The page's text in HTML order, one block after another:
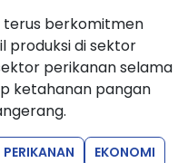
terus berkomitmen
produksi di sektor
perikanan selama
ketahanan pangan
PERIKANAN
EKONOMI